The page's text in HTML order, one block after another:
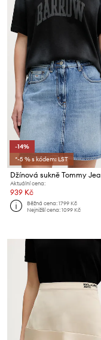
-14%
*-5 % s kódem: LST
Džínová sukně Tommy
Aktuální cena:
939 Kč
Běžná cena:1799 Kč
Nejnižší cena:1099 Kč